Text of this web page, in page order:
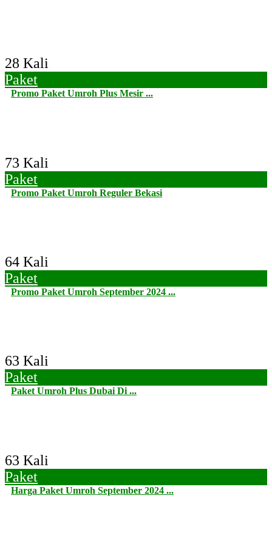
28 Kali
Paket
Promo Paket Umroh Plus Mesir ...
73 Kali
Paket
Promo Paket Umroh Reguler Bekasi
64 Kali
Paket
Promo Paket Umroh September 2024 ...
63 Kali
Paket
Paket Umroh Plus Dubai Di ...
63 Kali
Paket
Harga Paket Umroh September 2024 ...